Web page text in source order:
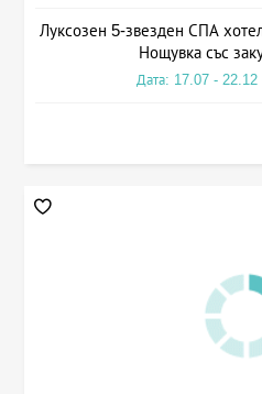
Луксозен 5-звезден СПА
Нощувка със
Дата: 17.07 - 22.12